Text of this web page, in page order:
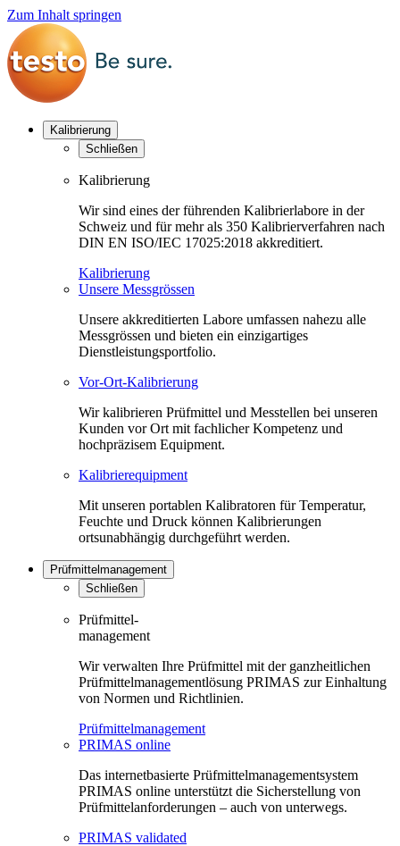
Zum Inhalt springen
Kalibrierung
Schließen
Kalibrierung
Wir sind eines der führenden Kalibrierlabore in der
Schweiz und für mehr als 350 Kalibrierverfahren nach
DIN EN ISO/IEC 17025:2018 akkreditiert.
Kalibrierung
Unsere Messgrössen
Unsere akkreditierten Labore umfassen nahezu alle
Messgrössen und bieten ein einzigartiges
Dienstleistungsportfolio.
Vor-Ort-Kalibrierung
Wir kalibrieren Prüfmittel und Messtellen bei unseren
Kunden vor Ort mit fachlicher Kompetenz und
hochpräzisem Equipment.
Kalibrierequipment
Mit unseren portablen Kalibratoren für Temperatur,
Feuchte und Druck können Kalibrierungen
ortsunabhängig durchgeführt werden.
Prüfmittelmanagement
Schließen
Prüfmittel-
management
Wir verwalten Ihre Prüfmittel mit der ganzheitlichen
Prüfmittelmanagementlösung PRIMAS zur Einhaltung
von Normen und Richtlinien.
Prüfmittelmanagement
PRIMAS online
Das internetbasierte Prüfmittelmanagementsystem
PRIMAS online unterstützt die Sicherstellung von
Prüfmittelanforderungen – auch von unterwegs.
PRIMAS validated